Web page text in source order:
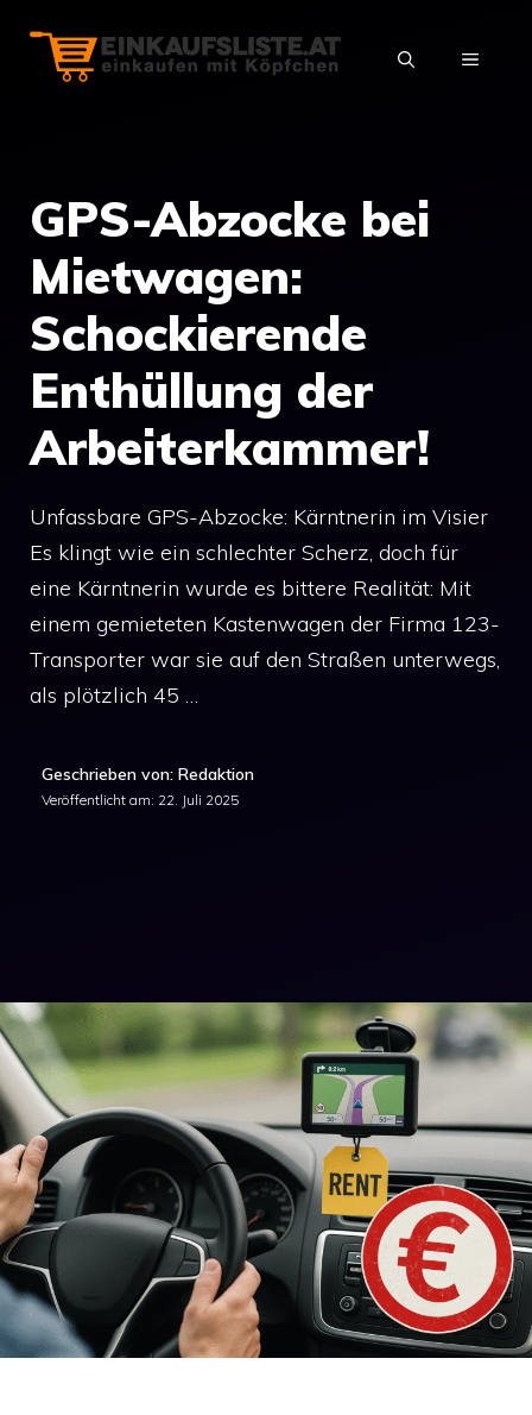
Inhalt
MENÜ
GPS-Abzocke bei
Mietwagen:
Schockierende
Enthüllung der
Arbeiterkammer!
Unfassbare GPS-Abzocke: Kärntnerin im Visier
Es klingt wie ein schlechter Scherz, doch für
eine Kärntnerin wurde es bittere Realität: Mit
einem gemieteten Kastenwagen der Firma 123-
Transporter war sie auf den Straßen unterwegs,
als plötzlich 45 …
Geschrieben von: Redaktion
Veröffentlicht am: 22. Juli 2025